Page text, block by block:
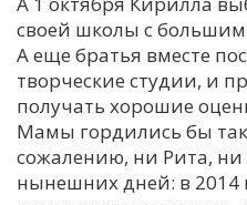
своей школы с большим
А еще братья вместе
творческие студии, и
получать хорошие
Мамы гордились бы
сожалению, ни Рита,
нынешних дней: в 2014